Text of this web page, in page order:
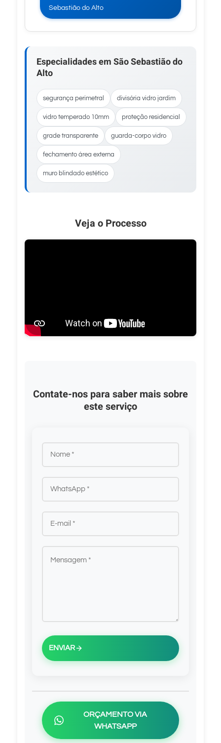
Sebastião do Alto
Especialidades em São Sebastião do
Alto
segurança perimetral divisória vidro jardim
vidro temperado 10mm proteção residencial
grade transparente guarda-corpo vidro
fechamento área externa
muro blindado estético
Veja o Processo
Contate-nos para saber mais sobre
este serviço
ENVIAR
ORÇAMENTO VIA
WHATSAPP